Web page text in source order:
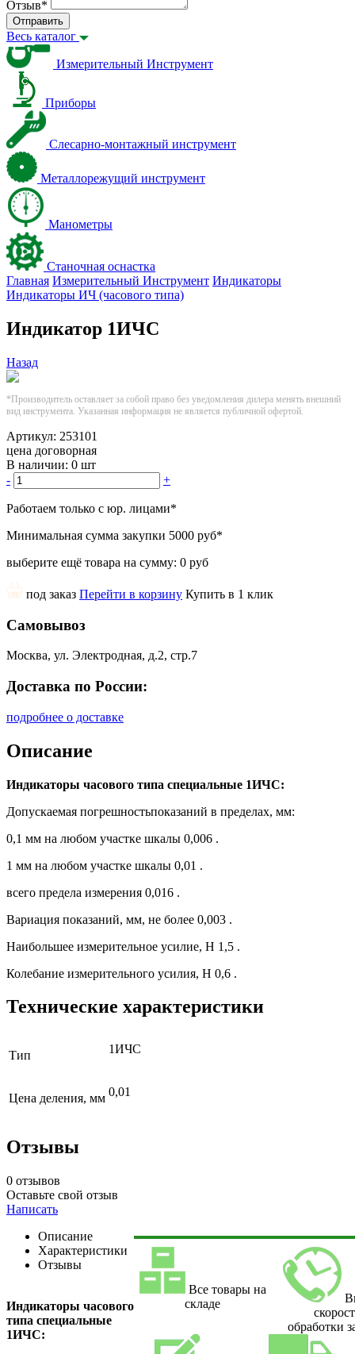
Отзыв*
Отправить
Весь каталог
Измерительный Инструмент
Приборы
Слесарно-монтажный инструмент
Металлорежущий инструмент
Манометры
Станочная оснастка
Главная Измерительный Инструмент Индикаторы
Индикаторы ИЧ (часового типа)
Индикатор 1ИЧС
Назад
*Производитель оставляет за собой право без уведомления дилера менять внешний
вид инструмента. Указанная информация не является публичной офертой.
Артикул: 253101
цена договорная
В наличии: 0 шт
-
+
Работаем только с юр. лицами*
Минимальная сумма закупки 5000 руб*
выберите ещё товара на сумму: 0 руб
под заказ Перейти в корзину Купить в 1 клик
Самовывоз
Москва, ул. Электродная, д.2, стр.7
Доставка по России:
подробнее о доставке
Описание
Индикаторы часового типа специальные 1ИЧС:
Допускаемая погрешностьпоказаний в пределах, мм:
0,1 мм на любом участке шкалы 0,006 .
1 мм на любом участке шкалы 0,01 .
всего предела измерения 0,016 .
Вариация показаний, мм, не более 0,003 .
Наибольшее измерительное усилие, Н 1,5 .
Колебание измерительного усилия, Н 0,6 .
Технические характеристики
Тип 1ИЧС
Цена деления, мм 0,01
Отзывы
0 отзывов
Оставьте свой отзыв
Написать
Описание
Характеристики
Отзывы
Индикаторы часового
типа специальные
1ИЧС:
Все товары на
складе
обработки